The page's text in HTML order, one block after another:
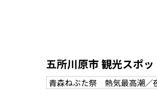
五所川原市 観光スポッ
青森ねぶた祭 熱気最高潮／